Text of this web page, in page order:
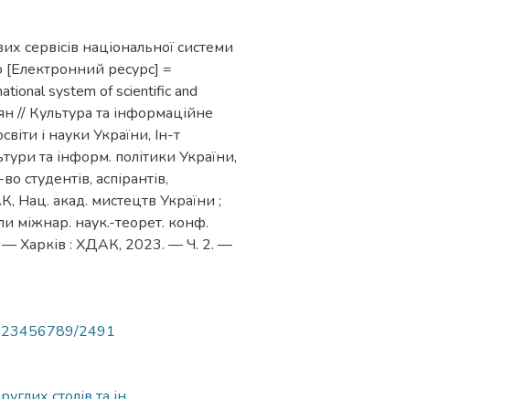
сервісів національної системи
[Електронний ресурс] =
system of scientific and
// Культура та інформаційне
і науки України, Ін-т
та інформ. політики України,
студентів, аспірантів,
Нац. акад. мистецтв України ;
міжнар. наук.-теорет. конф.
— Харків : ХДАК, 2023. — Ч. 2. —
2491